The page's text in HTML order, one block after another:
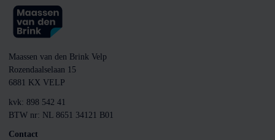
Maassen van den Brink Velp
Rozendaalselaan 15
6881 KX VELP
kvk: 898 542 41
BTW nr: NL 8651 34121 B01
Contact